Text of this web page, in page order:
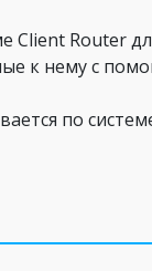
Client Router
к нему с
по